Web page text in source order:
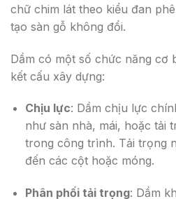
chữ chim lát theo kiểu đan
tạo sàn gỗ không đổi.
Dầm có một số chức năng cơ
kết cấu xây dựng:
Chịu lực: Dầm chịu lực
như sàn nhà, mái, hoặc tải
trong công trình. Tải trọng
đến các cột hoặc móng.
Phân phối tải trọng: Dầm